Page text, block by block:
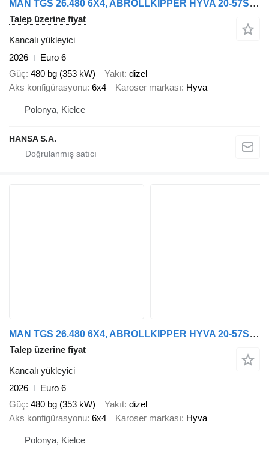
MAN TGS 26.480 6X4, ABROLLKIPPER HYVA 20-57S 2026
Talep üzerine fiyat
Kancalı yükleyici
2026
Euro 6
Güç 480 bg (353 kW) Yakıt dizel
Aks konfigürasyonu 6x4 Karoser markası Hyva
Polonya, Kielce
HANSA S.A.
MAN TGS 26.480 6X4, ABROLLKIPPER HYVA 20-57SK 2026
Talep üzerine fiyat
Kancalı yükleyici
2026
Euro 6
Güç 480 bg (353 kW) Yakıt dizel
Aks konfigürasyonu 6x4 Karoser markası Hyva
Polonya, Kielce